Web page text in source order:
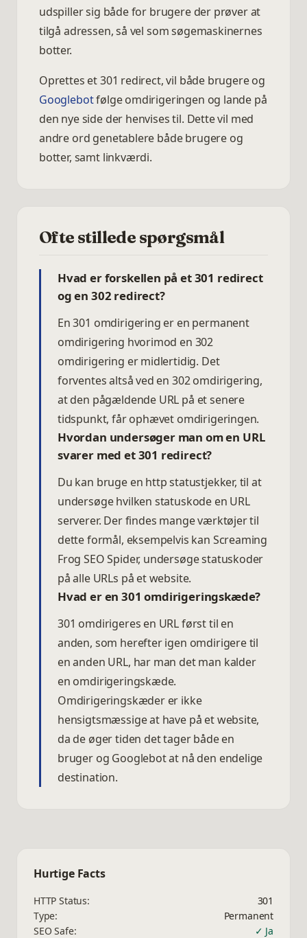
udspiller sig både for brugere der prøver at
tilgå adressen, så vel som søgemaskinernes
botter.
Oprettes et 301 redirect, vil både brugere og
Googlebotfølge omdirigeringen og lande på
den nye side der henvises til. Dette vil med
andre ord genetablere både brugere og
botter, samt linkværdi.
Ofte stillede spørgsmål
Hvad er forskellen på et 301 redirect
og en 302 redirect?
En 301 omdirigering er en permanent
omdirigering hvorimod en 302
omdirigering er midlertidig. Det
forventes altså ved en 302 omdirigering,
at den pågældende URL på et senere
tidspunkt, får ophævet omdirigeringen.
Hvordan undersøger man om en URL
svarer med et 301 redirect?
Du kan bruge en http statustjekker, til at
undersøge hvilken statuskode en URL
serverer. Der findes mange værktøjer til
dette formål, eksempelvis kan Screaming
Frog SEO Spider, undersøge statuskoder
på alle URLs på et website.
Hvad er en 301 omdirigeringskæde?
301 omdirigeres en URL først til en
anden, som herefter igen omdirigere til
en anden URL, har man det man kalder
en omdirigeringskæde.
Omdirigeringskæder er ikke
hensigtsmæssige at have på et website,
da de øger tiden det tager både en
bruger og Googlebot at nå den endelige
destination.
Hurtige Facts
HTTP Status:
301
Type:
Permanent
SEO Safe:
✓ Ja